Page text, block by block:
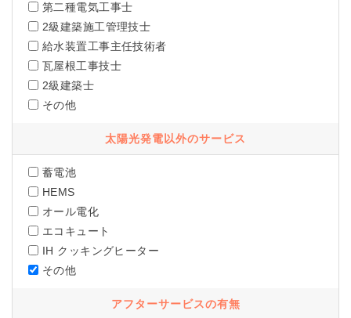
第二種電気工事士
2級建築施工管理技士
給水装置工事主任技術者
瓦屋根工事技士
2級建築士
その他
太陽光発電以外のサービス
蓄電池
HEMS
オール電化
エコキュート
IH クッキングヒーター
その他
アフターサービスの有無